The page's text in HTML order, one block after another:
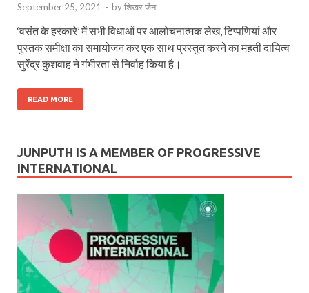
September 25, 2021 - byशिखर जैन
‘वसंत के हरकारे’ में सभी विधाओं पर आलोचनात्मक लेख, टिप्पणियां और
पुस्तक समीक्षा का समायोजन कर एक साथ प्रस्तुत करने का महती दायित्व
सुरेंद्र कुशवाह ने गंभीरता से निर्वाह किया है।
READ MORE
JUNPUTH IS A MEMBER OF PROGRESSIVE
INTERNATIONAL